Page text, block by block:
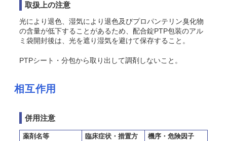
取扱上の注意
光により退色、湿気により退色及びプロパンテリン臭化物
の含量が低下することがあるため、配合錠PTP包装のアル
ミ袋開封後は、光を遮り湿気を避けて保存すること。
PTPシート・分包から取り出して調剤しないこと。
相互作用
併用注意
薬剤名等
臨床症状・措置方
機序・危険因子